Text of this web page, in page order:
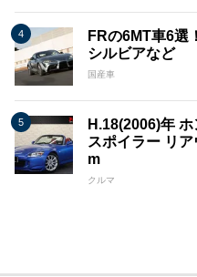
FRの6MT車6選
シルビアなど
国産車
H.18(2006)年
スポイラー リ
m
クルマ